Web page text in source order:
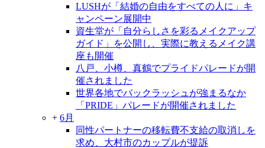
LUSHが「結婚の自由をすべての人に」キ
ャンペーン展開中
資生堂が「自分らしさを彩るメイクアップ
ガイド」を公開し、実際に教えるメイク講
座も開催
八戸、小樽、真鶴でプライドパレードが開
催されました
世界各地でバックラッシュが強まるなか
「PRIDE」パレードが開催されました
+ 6月
同性パートナーの移転費不支給の取消しを
求め、大村市のカップルが提訴